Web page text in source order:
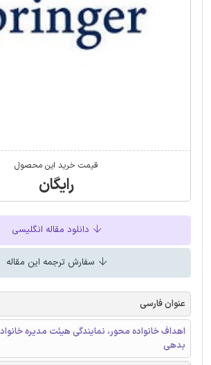
قیمت خرید این محصول
رایگان
دانلود مقاله انگلیسی
سفارش ترجمه این مقاله
عنوان فارسی
اهداف خانواده محور، نمایندگی هیئت مدیره
بدهی